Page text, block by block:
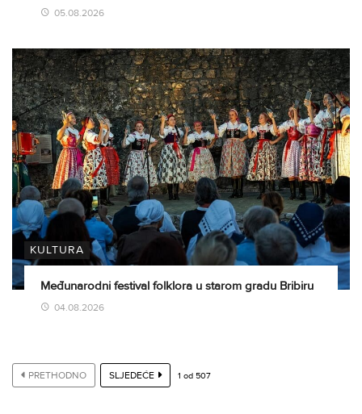
05.08.2026
KULTURA
Međunarodni festival folklora u starom gradu Bribiru
04.08.2026
PRETHODNO SLJEDEĆE 1 od 507